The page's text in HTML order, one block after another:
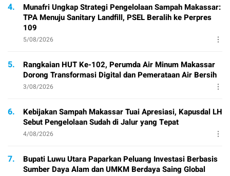
4.
Munafri Ungkap Strategi Pengelolaan Sampah Makassar:
TPA Menuju Sanitary Landfill, PSEL Beralih ke Perpres
109
5/08/2026
5.
Rangkaian HUT Ke-102, Perumda Air Minum Makassar
Dorong Transformasi Digital dan Pemerataan Air Bersih
3/08/2026
6.
Kebijakan Sampah Makassar Tuai Apresiasi, Kapusdal LH
Sebut Pengelolaan Sudah di Jalur yang Tepat
4/08/2026
7.
Bupati Luwu Utara Paparkan Peluang Investasi Berbasis
Sumber Daya Alam dan UMKM Berdaya Saing Global